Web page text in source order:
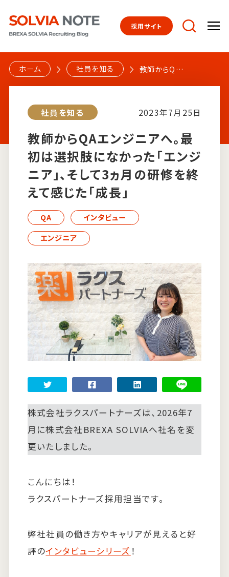
採用サイト
ホーム 社員を知る
教師からQAエ
なかった「エン
て3ヵ月の研修
を終えて感じ
た「成長」
社員を知る 2023年7月25日
教師からQAエンジニアへ。最
初は選択肢になかった「エンジ
ニア」、そして3ヵ月の研修を終
えて感じた「成長」
QA
インタビュー
エンジニア
株式会社ラクスパートナーズは、2026年7
月に株式会社BREXA SOLVIAへ社名を変
更いたしました。
こんにちは！
ラクスパートナーズ採用担当です。
弊社社員の働き方やキャリアが見えると好
評のインタビューシリーズ ！
トップページ
社員を知る
仕事を知る
文化を知る
すべての記事
ランキング